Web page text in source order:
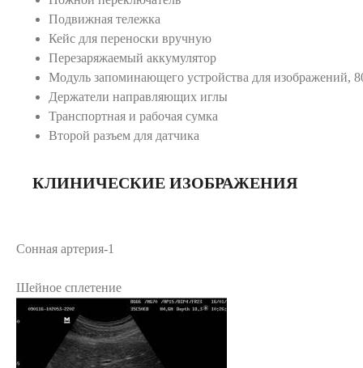
Подвижная тележка
Кейс для переноски вручную
Перезаряжаемый аккумулятор
Модуль запоминающего устройства для изображений,
Держатели направляющих иглы
Транспортная и рабочая сумка
Второй разъем для датчика
КЛИНИЧЕСКИЕ ИЗОБРАЖЕНИЯ
Сонная артерия-1
Шейное сплетение